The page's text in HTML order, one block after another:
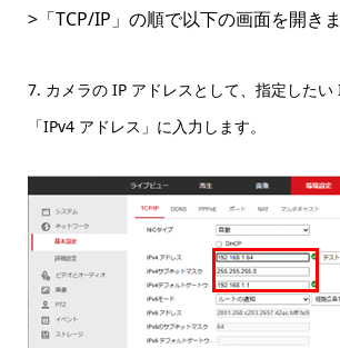
>「TCP/IP」の順で以下の画面を開きま
7. カメラの IP アドレスとして、指定したい
「IPv4 アドレス」に入力します。